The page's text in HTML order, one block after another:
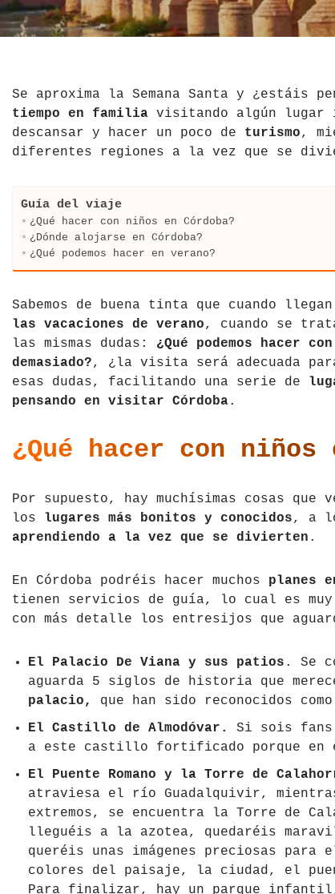
El Salvador
Hawái
México
Paraguay
Perú
República Dominicana
Venezuela
Jordania
La India
Madagascar
Maldivas
Mongolia
Nepal
Qatar
Tailandia
Tíbet
Croacia
Escocia
Eslovenia
Finlandia
Francia
Grecia
Hungría
Inglaterra
Irlanda
Italia
Liechtenstein
Noruega
Portugal
Polonia
República Checa
Rusia
Serbia
Suecia
Suiza
Se aproxima la Semana Santa y ¿estáis
tiempo en familia visitando algún lugar
descansar y hacer un poco de turismo,
diferentes regiones a la vez que se
Guía del viaje
¿Qué hacer con niños en Córdoba?
¿Dónde alojarse en Córdoba?
¿Qué podemos hacer en verano?
Sabemos de buena tinta que cuando
las vacaciones de verano, cuando se
las mismas dudas:
¿Qué podemos hacer
demasiado?, ¿la visita será adecuada
esas dudas, facilitando una serie de
pensando en visitar Córdoba.
¿Qué hacer con niños
Por supuesto, hay muchísimas cosas que
los
lugares más bonitos y conocidos, a
aprendiendo a la vez que se divierten .
En Córdoba podréis hacer muchos planes
tienen servicios de guía, lo cual es
con más detalle los entresijos que
El Palacio De Viana y sus patios . Se
aguarda 5 siglos de historia que
palacio,
que han sido reconocidos
El Castillo de Almodóvar.
Si sois fans
a este castillo fortificado porque en
El Puente Romano y la Torre de
atraviesa el río Guadalquivir,
extremos, se encuentra la Torre de
lleguéis a la azotea, quedaréis
queréis unas imágenes preciosas
colores del paisaje, la ciudad, el
Para finalizar, hay un parque